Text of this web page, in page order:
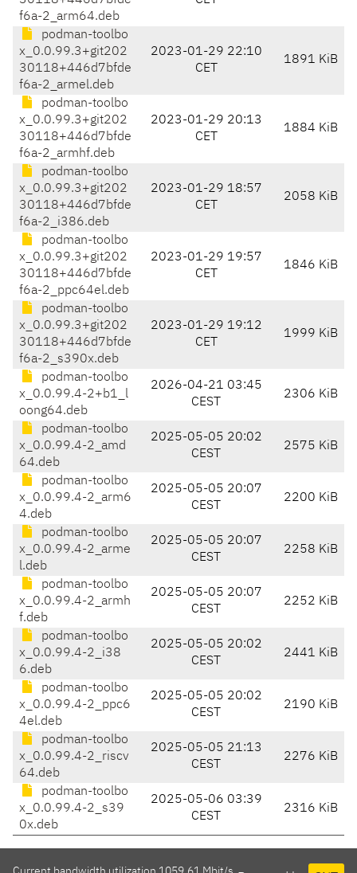
f6a-2_arm64.deb
podman-toolbo
x_0.0.99.3+git202
30118+446d7bfde
f6a-2_armel.deb
2023-01-29 22:10
CET
1891 KiB
podman-toolbo
x_0.0.99.3+git202
30118+446d7bfde
f6a-2_armhf.deb
2023-01-29 20:13
CET
1884 KiB
podman-toolbo
x_0.0.99.3+git202
30118+446d7bfde
f6a-2_i386.deb
2023-01-29 18:57
CET
2058 KiB
podman-toolbo
x_0.0.99.3+git202
30118+446d7bfde
f6a-2_ppc64el.deb
2023-01-29 19:57
CET
1846 KiB
podman-toolbo
x_0.0.99.3+git202
30118+446d7bfde
f6a-2_s390x.deb
2023-01-29 19:12
CET
1999 KiB
podman-toolbo
x_0.0.99.4-2+b1_l
oong64.deb
2026-04-21 03:45
CEST
2306 KiB
podman-toolbo
x_0.0.99.4-2_amd
64.deb
2025-05-05 20:02
CEST
2575 KiB
podman-toolbo
x_0.0.99.4-2_arm6
4.deb
2025-05-05 20:07
CEST
2200 KiB
podman-toolbo
x_0.0.99.4-2_arme
l.deb
2025-05-05 20:07
CEST
2258 KiB
podman-toolbo
x_0.0.99.4-2_armh
f.deb
2025-05-05 20:07
CEST
2252 KiB
podman-toolbo
x_0.0.99.4-2_i38
6.deb
2025-05-05 20:02
CEST
2441 KiB
podman-toolbo
x_0.0.99.4-2_ppc6
4el.deb
2025-05-05 20:02
CEST
2190 KiB
podman-toolbo
x_0.0.99.4-2_riscv
64.deb
2025-05-05 21:13
CEST
2276 KiB
podman-toolbo
x_0.0.99.4-2_s39
0x.deb
2025-05-06 03:39
CEST
2316 KiB